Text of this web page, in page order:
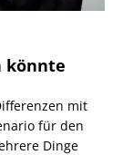
könnte
mit
für den
Dinge